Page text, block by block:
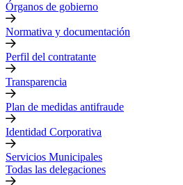
Órganos de gobierno
Normativa y documentación
Perfil del contratante
Transparencia
Plan de medidas antifraude
Identidad Corporativa
Servicios Municipales
Todas las delegaciones